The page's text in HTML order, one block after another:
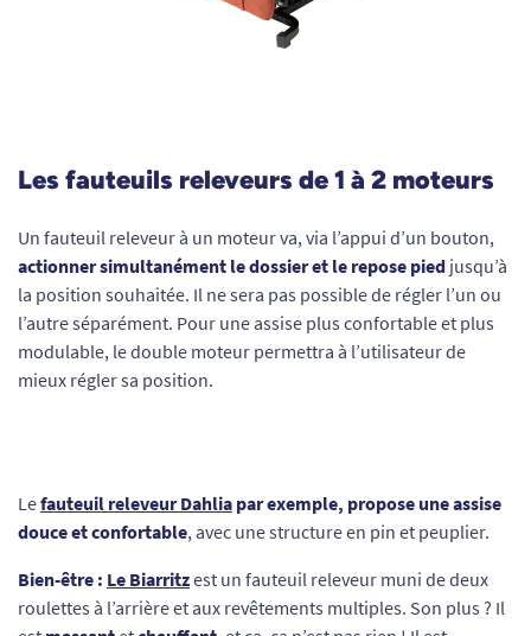
Les fauteuils releveurs de 1 à 2 moteurs
Un fauteuil releveur à un moteur va, via l’appui d’un bouton,
actionner simultanément le dossier et le repose pied jusqu’à
la position souhaitée. Il ne sera pas possible de régler l’un ou
l’autre séparément. Pour une assise plus confortable et plus
modulable, le double moteur permettra à l’utilisateur de
mieux régler sa position.
Lefauteuil releveur Dahlia par exemple, propose une assise
douce et confortable, avec une structure en pin et peuplier.
Bien-être : Le Biarritzest un fauteuil releveur muni de deux
roulettes à l’arrière et aux revêtements multiples. Son plus ? Il